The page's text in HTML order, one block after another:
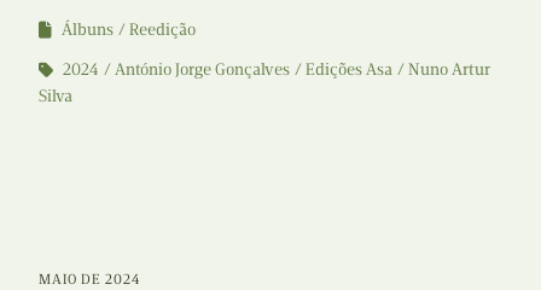
Álbuns
Reedição
2024
António Jorge Gonçalves Edições Asa
Nuno Artur
Silva
MAIO DE 2024